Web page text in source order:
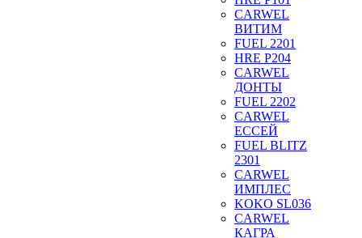
CARWEL
ВИТИМ
FUEL 2201
HRE P204
CARWEL
ДОНТЫ
FUEL 2202
CARWEL
ЕССЕЙ
FUEL BLITZ
2301
CARWEL
ИМПЛЕС
KOKO SL036
CARWEL
КАГРА